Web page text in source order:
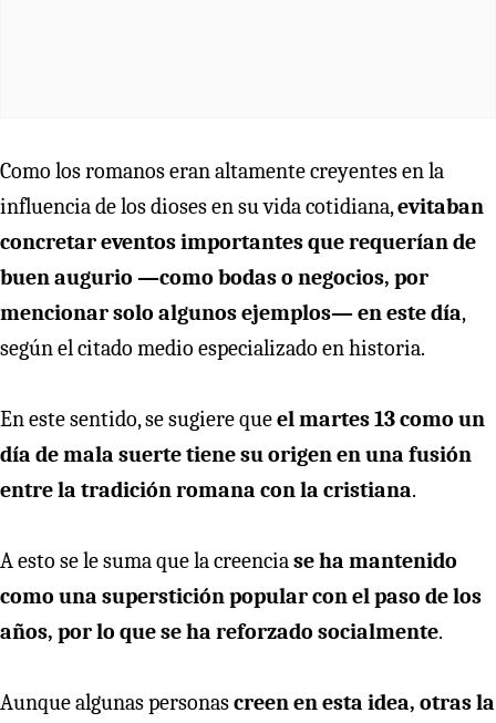
Como los romanos eran altamente creyentes en la
influencia de los dioses en su vida cotidiana,evitaban
concretar eventos importantes que requerían de
buen augurio —como bodas o negocios, por
mencionar solo algunos ejemplos— en este día,
según el citado medio especializado en historia.
En este sentido, se sugiere queel martes 13 como un
día de mala suerte tiene su origen en una fusión
entre la tradición romana con la cristiana.
A esto se le suma que la creencia se ha mantenido
como una superstición popular con el paso de los
años, por lo que se ha reforzado socialmente.
Aunque algunas personascreen en esta idea, otras la